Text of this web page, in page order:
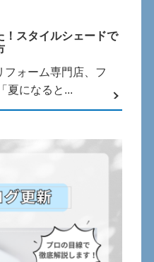
！スタイルシェードで
フォーム専門店、フ
夏になると...